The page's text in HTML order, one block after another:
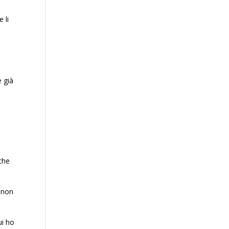
li
già
ho